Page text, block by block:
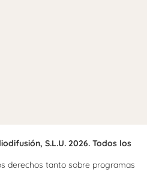
S.L.U. 2026. Todos los
derechos tanto sobre programas